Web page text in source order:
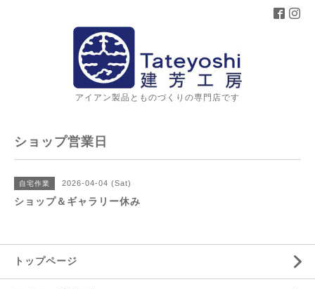
アイアン製品とものづくりの専門店です
ショップ営業日
自宅作業 2026-04-04 (Sat)
ショップ＆ギャラリー休み
トップページ